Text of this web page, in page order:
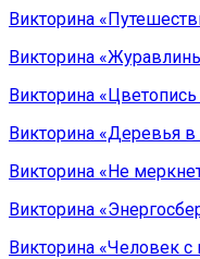
Викторина
Викторина
Викторина
Викторина «Деревья в
Викторина «Не
Викторина
Викторина «Человек с